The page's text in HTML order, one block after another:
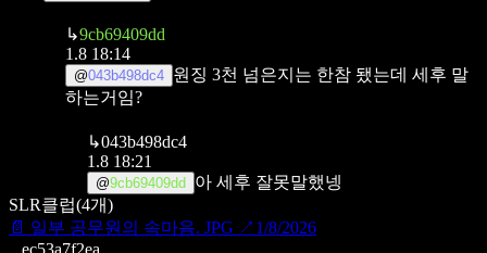
↳9cb69409dd
1.8 18:14
@043b498dc4 원징 3천 넘은지는 한참 됐는데 세후 말
하는거임?
↳043b498dc4
1.8 18:21
@9cb69409dd
아 세후 잘못말했넹
SLR클럽(4개)
📄 일부 공무원의 속마음. JPG ↗ 1/8/2026
ec53a7f2ea